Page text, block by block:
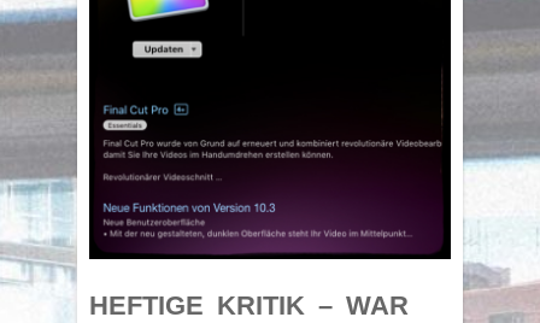
HEFTIGE KRITIK – WAR